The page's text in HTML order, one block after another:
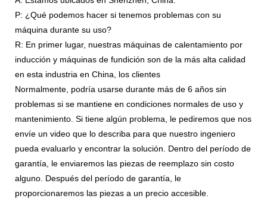
P: ¿Qué podemos hacer si tenemos problemas con su
máquina durante su uso?
R: En primer lugar, nuestras máquinas de calentamiento por
inducción y máquinas de fundición son de la más alta calidad
en esta industria en China, los clientes
Normalmente, podría usarse durante más de 6 años sin
problemas si se mantiene en condiciones normales de uso y
mantenimiento. Si tiene algún problema, le pediremos que nos
envíe un video que lo describa para que nuestro ingeniero
pueda evaluarlo y encontrar la solución. Dentro del período de
garantía, le enviaremos las piezas de reemplazo sin costo
alguno. Después del período de garantía, le
proporcionaremos las piezas a un precio accesible.